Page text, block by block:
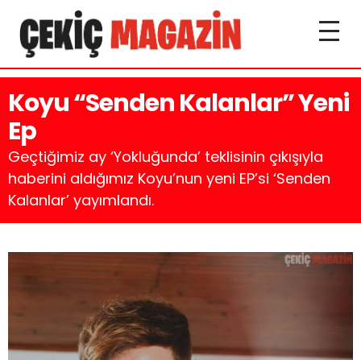
Koyu “Senden Kalanlar” Yeni
Ep
Geçtiğimiz ay ‘Yokluğunda’ teklisinin çıkışıyla
haberini aldığımız Koyu’nun yeni EP’si ‘Senden
Kalanlar’ yayımlandı.